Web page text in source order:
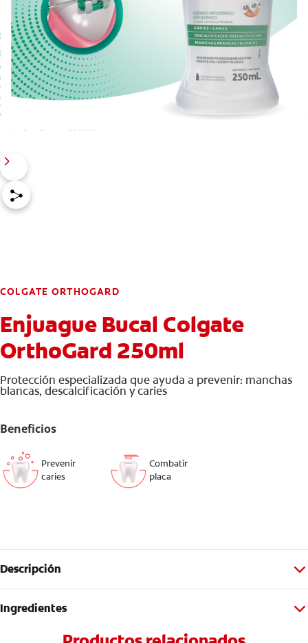
COLGATE ORTHOGARD
Enjuague Bucal Colgate
OrthoGard 250ml
Protección especializada que ayuda a prevenir: manchas
blancas, descalcificación y caries
Beneficios
Prevenir
caries
Combatir
placa
Descripción
Ingredientes